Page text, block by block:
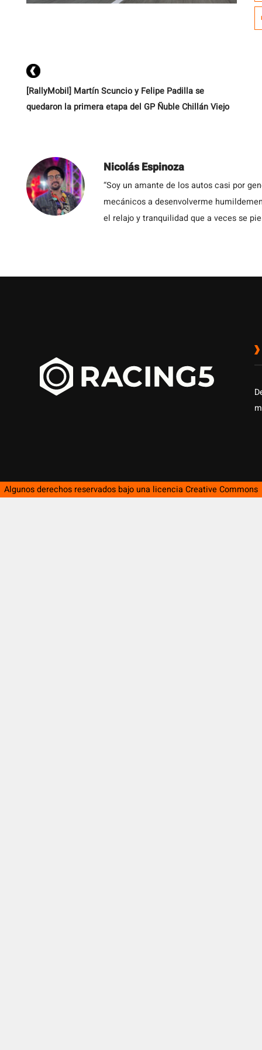
[RallyMobil] Martín Scuncio y Felipe Padilla se
quedaron la primera etapa del GP Ñuble Chillán Viejo
Nicolás Espinoza
“Soy un amante de los autos casi por
mecánicos a desenvolverme
el relajo y tranquilidad que a veces se
Algunos derechos reservados bajo una licencia Creative Commons